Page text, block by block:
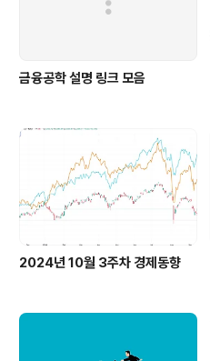
금융공학 설명 링크 모음
2024년 10월 3주차 경제동향